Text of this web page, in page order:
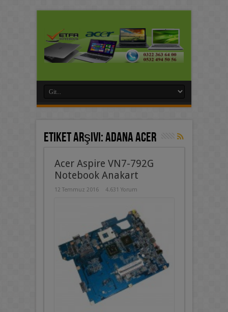
Etiket Arşivi:adana acer
Acer Aspire VN7-792G
Notebook Anakart
12 Temmuz 2016 4.631 Yorum